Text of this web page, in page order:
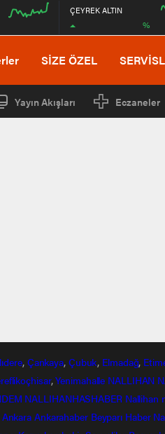
ÇEYREK ALTIN
%
SİZE ÖZEL
Yayın Akışları Eczaneler
, Çankaya, Çubuk, Elmadağ,
,Yenimahalle NALLIHAN
NALLIHANHASHABER Nallihan
Ankara Ankarahaber Beyparı Haber